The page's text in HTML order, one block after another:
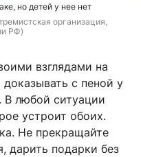
но детей у нее нет
организация,
РФ)
взглядами на
с пеной у
В любой ситуации
устроит обоих.
Не прекращайте
дарить подарки без